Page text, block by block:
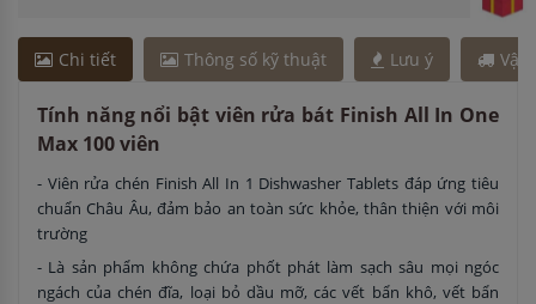
Chi tiết Thông số kỹ thuật Lưu ý Vận
Tính năng nổi bật viên rửa bát Finish All In One
Max 100 viên
- Viên rửa chén Finish All In 1 Dishwasher Tablets đáp ứng tiêu
chuẩn Châu Âu, đảm bảo an toàn sức khỏe, thân thiện với môi
trường
- Là sản phẩm không chứa phốt phát làm sạch sâu mọi ngóc
ngách của chén đĩa, loại bỏ dầu mỡ, các vết bẩn khô, vết bẩn